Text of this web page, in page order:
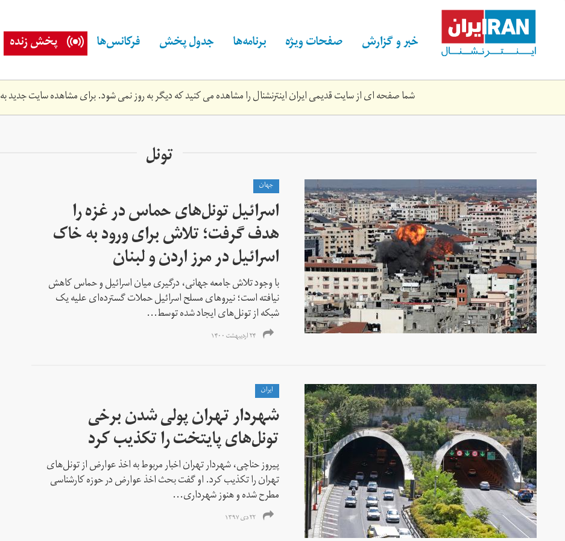
content خبر و گزارش صفحات ویژه برنامه‌ها جدول پخش فرکانس‌ها پخش زنده
شما صفحه ای از سایت قدیمی ایران اینترنشنال را مشاهده می کنید که دیگر به روز نمی شود. برای مشاهده سایت جدید به
تونل
جهان
اسرائیل تونل‌های حماس در غزه را
هدف گرفت؛ تلاش برای ورود به خاک
اسرائیل در مرز اردن و لبنان
با وجود تلاش جامعه جهانی، درگیری‌ میان اسرائیل و حماس کاهش
نیافته است؛ نیروهای مسلح اسرائیل حملات گسترده‌ای علیه یک
شبکه از تونل‌های ایجاد شده توسط...
۲۴ اردیبهشت ۱۴۰۰
ايران
شهردار تهران پولی شدن برخی
تونل‌های پایتخت را تکذیب کرد
پیروز حناچی، شهردار تهران اخبار مربوط به اخذ عوارض از تونل‌های
تهران را تکذیب کرد. او گفت بحث اخذ عوارض در حوزه کارشناسی
مطرح شده و هنوز شهرداری...
۲۲ دی ۱۳۹۷